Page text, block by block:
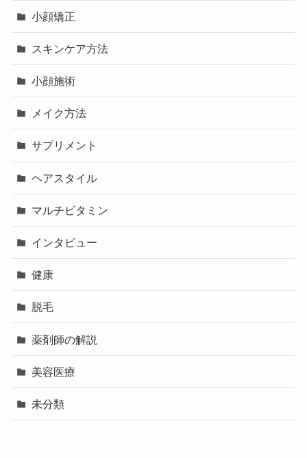
小顔矯正
スキンケア方法
小顔施術
メイク方法
サプリメント
ヘアスタイル
マルチビタミン
インタビュー
健康
脱毛
薬剤師の解説
美容医療
未分類